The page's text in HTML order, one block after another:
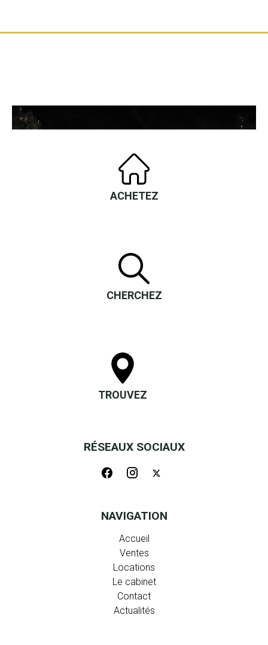
ACHETEZ
CHERCHEZ
TROUVEZ
RÉSEAUX SOCIAUX
NAVIGATION
Accueil
Ventes
Locations
Le cabinet
Contact
Actualités